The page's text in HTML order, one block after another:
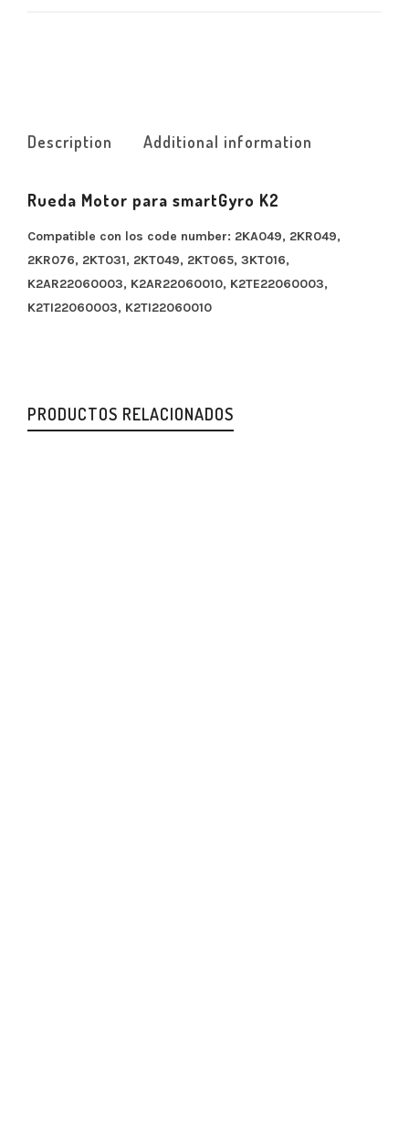
Description Additional information
Rueda Motor para smartGyro K2
Compatible con los code number: 2KA049, 2KR049,
2KR076, 2KT031, 2KT049, 2KT065, 3KT016,
K2AR22060003, K2AR22060010, K2TE22060003,
K2TI22060003, K2TI22060010
PRODUCTOS RELACIONADOS